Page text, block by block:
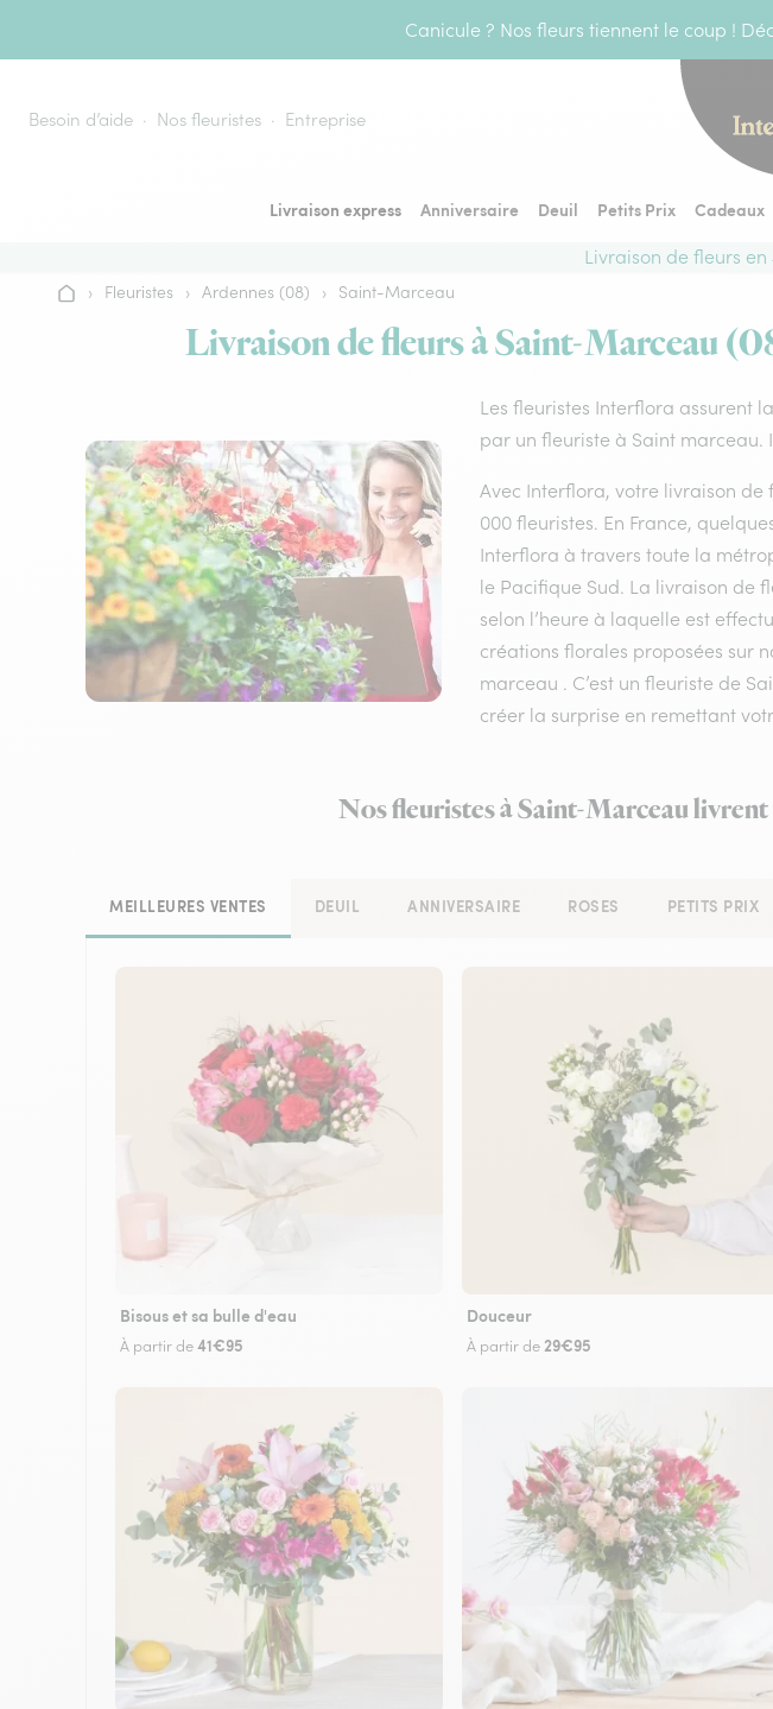
Canicule ? Nos fleurs tiennent le coup !
Besoin d’aide Nos fleuristes Entreprise
Livraison express Anniversaire Deuil Petits Prix Cadeaux
Livraison de fleurs
Accueil
› Fleuristes › Ardennes (08) › Saint-Marceau
Livraison de fleurs à Saint-Marceau
Les fleuristes Interflora assurent
par un fleuriste à Saint marceau.
Avec Interflora, votre livraison de
000 fleuristes. En France,
Interflora à travers toute la
le Pacifique Sud. La livraison de
selon l’heure à laquelle est
créations florales proposées sur
marceau . C’est un fleuriste de
créer la surprise en remettant
Nos fleuristes à Saint-Marceau
MEILLEURES VENTES DEUIL ANNIVERSAIRE ROSES PETITS PRIX
Bisous et sa bulle d'eau
À partir de41€95
Douceur
À partir de 29€95